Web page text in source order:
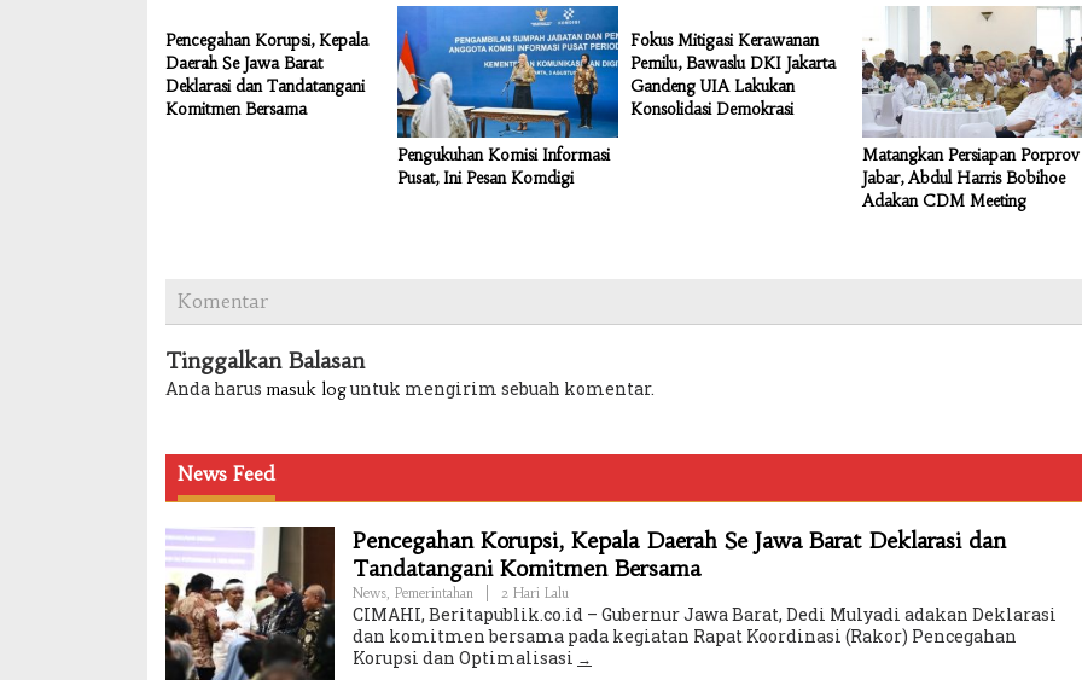
Pencegahan Korupsi, Kepala
Daerah Se Jawa Barat
Deklarasi dan Tandatangani
Komitmen Bersama
Pengukuhan Komisi Informasi
Pusat, Ini Pesan Komdigi
Fokus Mitigasi Kerawanan
Pemilu, Bawaslu DKI Jakarta
Gandeng UIA Lakukan
Konsolidasi Demokrasi
Matangkan Persiapan Porprov
Jabar, Abdul Harris Bobihoe
Adakan CDM Meeting
Komentar
Tinggalkan Balasan
Anda harus masuk loguntuk mengirim sebuah komentar.
News Feed
Pencegahan Korupsi, Kepala Daerah Se Jawa Barat Deklarasi dan
Tandatangani Komitmen Bersama
News Pemerintahan 2 Hari Lalu
CIMAHI, Beritapublik.co.id – Gubernur Jawa Barat, Dedi Mulyadi adakan Deklarasi
dan komitmen bersama pada kegiatan Rapat Koordinasi (Rakor) Pencegahan
Korupsi dan Optimalisasi